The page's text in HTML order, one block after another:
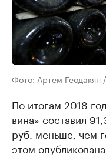
Фото: Артем Геодакян
По итогам 2018
вина» составил
руб. меньше, чем
этом